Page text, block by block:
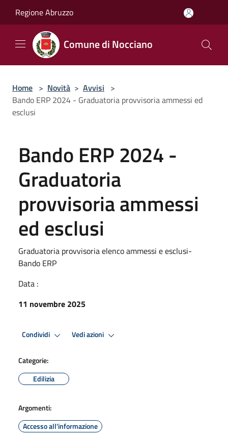
Regione Abruzzo
Comune di Nocciano
Home > Novità > Avvisi >
Bando ERP 2024 - Graduatoria provvisoria ammessi ed
esclusi
Bando ERP 2024 -
Graduatoria
provvisoria ammessi
ed esclusi
Graduatoria provvisoria elenco ammessi e esclusi-
Bando ERP
Data :
11 novembre 2025
Condividi Vedi azioni
Categorie:
Edilizia
Argomenti:
Accesso all'informazione